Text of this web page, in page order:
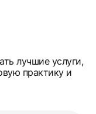
лучшие услуги,
практику и